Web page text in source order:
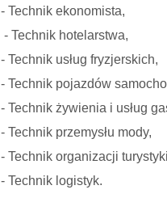
- Technik ekonomista,
- Technik hotelarstwa,
- Technik usług fryzjerskich,
- Technik pojazdów
- Technik żywienia i usług
- Technik przemysłu mody,
- Technik organizacji
- Technik logistyk.